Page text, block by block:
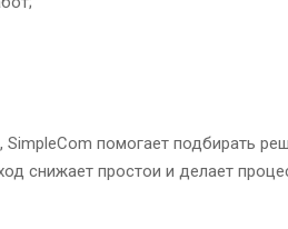
помогает подбирать
снижает простои и делает